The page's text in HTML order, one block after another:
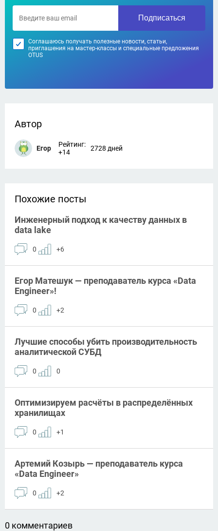
Подписаться
Соглашаюсь получать полезные новости, статьи,
приглашения на мастер-классы и специальные предложения
OTUS
Автор
Егор
Рейтинг:
+14
2728 дней
Похожие посты
Инженерный подход к качеству данных в
data lake
0 +6
Егор Матешук — преподаватель курса «Data
Engineer»!
0 +2
Лучшие способы убить производительность
аналитической СУБД
0 0
Оптимизируем расчёты в распределённых
хранилищах
0 +1
Артемий Козырь — преподаватель курса
«Data Engineer»
0 +2
0 комментариев